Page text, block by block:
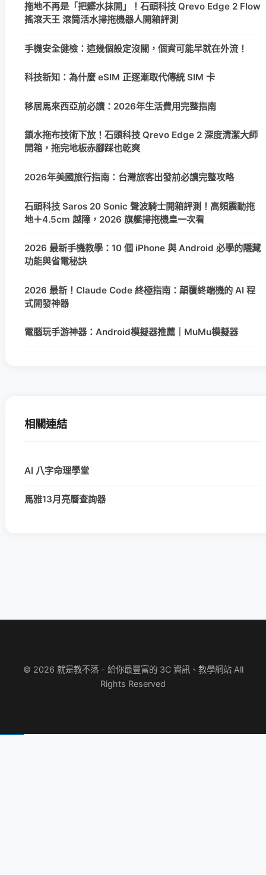
拖地不再是「把髒水抹開」！石頭科技 Qrevo Edge 2 Flow
搖滾天王 滾筒活水掃拖機器人開箱評測
手機安全健檢：這幾個設定沒關，個資可能早就在外流！
科技新知：為什麼 eSIM 正逐漸取代傳統 SIM 卡
移居馬來西亞前必讀：2026年生活費用完整指南
鎖水拖布技術下放！石頭科技 Qrevo Edge 2 深度清潔大師
開箱，拖完地板赤腳踩也乾爽
2026年美國旅行指南：台灣旅客出發前必讀完整攻略
石頭科技 Saros 20 Sonic 聲波騎士開箱評測！高頻震動拖
地＋4.5cm 越障，2026 旗艦掃拖機皇一次看
2026 最新手機教學：10 個 iPhone 與 Android 必學的隱藏
功能與省電秘訣
2026 最新！Claude Code 終極指南：顛覆終端機的 AI 程
式開發神器
電腦玩手游神器：Android模擬器推薦｜MuMu模擬器
相關連結
AI 八字命理學堂
馬雅13月亮曆查詢器
© 2026 就是教不落 - 給你最豐富的 3C 資訊、教學網站 All
Rights Reserved